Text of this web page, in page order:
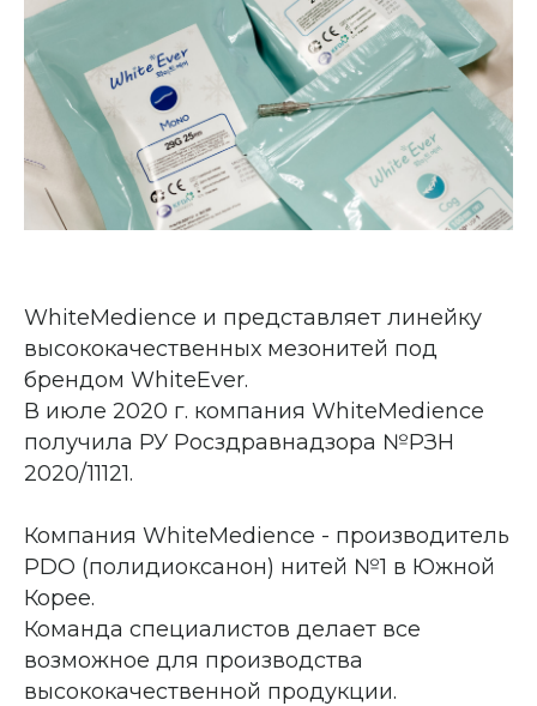
WhiteMedience и представляет линейку
высококачественных мезонитей под
брендом WhiteEver.
В июле 2020 г. компания WhiteMedience
получила РУ Росздравнадзора №РЗН
2020/11121.
Компания WhiteMedience - производитель
PDO (полидиоксанон) нитей №1 в Южной
Корее.
Команда специалистов делает все
возможное для производства
высококачественной продукции.